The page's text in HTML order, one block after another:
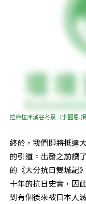
拉庫拉庫溪谷冬景（李圓恩 攝
終於，我們即將抵達
的引道。出發之前讀
的《大分抗日雙城記
十年的抗日史實，因
到有個後來被日本人